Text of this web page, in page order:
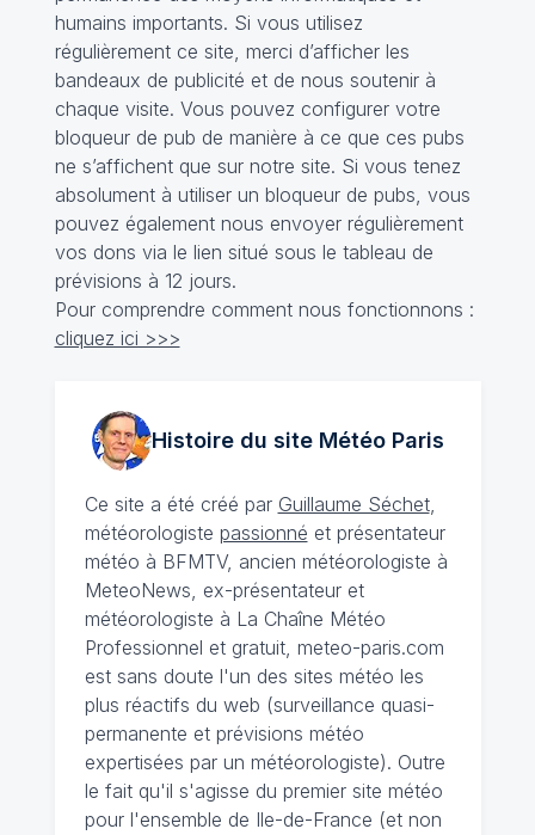
humains importants. Si vous utilisez
régulièrement ce site, merci d’afficher les
bandeaux de publicité et de nous soutenir à
chaque visite. Vous pouvez configurer votre
bloqueur de pub de manière à ce que ces pubs
ne s’affichent que sur notre site. Si vous tenez
absolument à utiliser un bloqueur de pubs, vous
pouvez également nous envoyer régulièrement
vos dons via le lien situé sous le tableau de
prévisions à 12 jours.
Pour comprendre comment nous fonctionnons :
cliquez ici >>>
Histoire du site MétéoParis
Ce site a été créé par Guillaume Séchet,
météorologiste passionné et présentateur
météo à BFMTV, ancien météorologiste à
MeteoNews, ex-présentateur et
météorologiste à La Chaîne Météo
Professionnel et gratuit, meteo-paris.com
est sans doute l'un des sites météo les
plus réactifs du web (surveillance quasi-
permanente et prévisions météo
expertisées par un météorologiste). Outre
le fait qu'il s'agisse du premier site météo
pour l'ensemble de Ile-de-France (et non